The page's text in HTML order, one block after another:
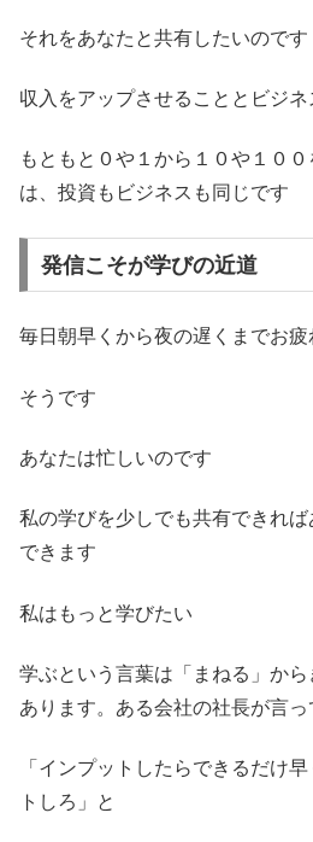
それをあなたと共有したいのです
収入をアップさせることとビジ
もともと０や１から１０や１０
は、投資もビジネスも同じです
発信こそが学びの近道
毎日朝早くから夜の遅くまでお疲
そうです
あなたは忙しいのです
私の学びを少しでも共有できれ
できます
私はもっと学びたい
学ぶという言葉は「まねる」か
あります。ある会社の社長が言っ
「インプットしたらできるだけ
トしろ」と